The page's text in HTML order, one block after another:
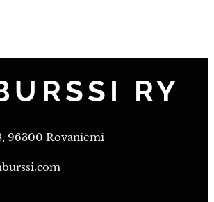
RY
96300 Rovaniemi